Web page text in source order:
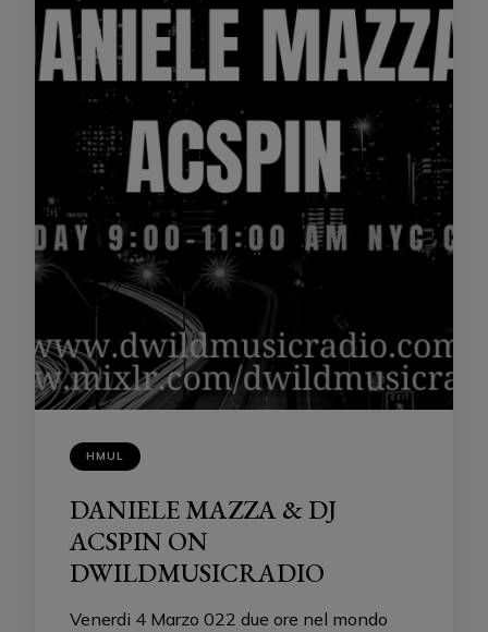
HMUL
DANIELE MAZZA & DJ
ACSPIN ON
DWILDMUSICRADIO
Venerdi 4 Marzo 022 due ore nel mondo